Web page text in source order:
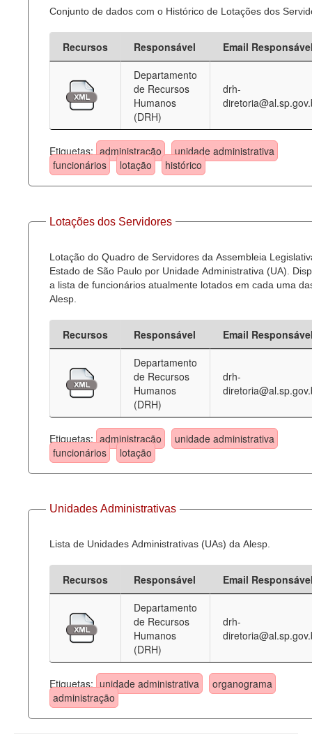
Conjunto de dados com o Histórico de Lotações dos
Recursos Responsável
Email
Departamento
de Recursos
Humanos
(DRH)
drh-
Etiquetas: administração
unidade administrativa
funcionários
lotação histórico
Lotações dos Servidores
Lotação do Quadro de Servidores da Assembleia
Estado de São Paulo por Unidade Administrativa (UA).
a lista de funcionários atualmente lotados em cada uma
Alesp.
Recursos Responsável
Email
Departamento
de Recursos
Humanos
(DRH)
drh-
Etiquetas: administração
unidade administrativa
funcionários
lotação
Unidades Administrativas
Lista de Unidades Administrativas (UAs) da Alesp.
Recursos Responsável
Email
Departamento
de Recursos
Humanos
(DRH)
drh-
Etiquetas: unidade administrativa
organograma
administração